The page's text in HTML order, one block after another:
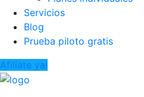
Servicios
Blog
Prueba piloto gratis
Afiliate ya!